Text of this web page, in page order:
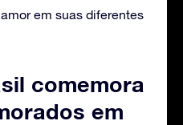
em suas diferentes
comemora
em